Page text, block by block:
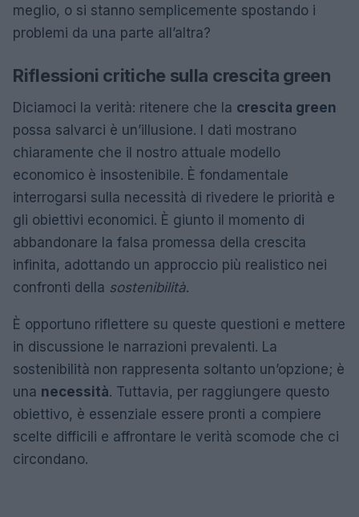
meglio, o si stanno semplicemente spostando i
problemi da una parte all’altra?
Riflessioni critiche sulla crescita green
Diciamoci la verità: ritenere che la crescita green
possa salvarci è un’illusione. I dati mostrano
chiaramente che il nostro attuale modello
economico è insostenibile. È fondamentale
interrogarsi sulla necessità di rivedere le priorità e
gli obiettivi economici. È giunto il momento di
abbandonare la falsa promessa della crescita
infinita, adottando un approccio più realistico nei
confronti della sostenibilità.
È opportuno riflettere su queste questioni e mettere
in discussione le narrazioni prevalenti. La
sostenibilità non rappresenta soltanto un’opzione; è
una necessità. Tuttavia, per raggiungere questo
obiettivo, è essenziale essere pronti a compiere
scelte difficili e affrontare le verità scomode che ci
circondano.